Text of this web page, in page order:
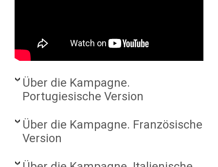
Über die Kampagne.
Portugiesische Version
Über die Kampagne. Französische
Version